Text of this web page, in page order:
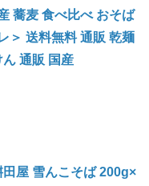
蕎麦 食べ比べ おそば
＞ 送料無料 通販 乾麺
通販 国産
屋 雪んこそば 200g×